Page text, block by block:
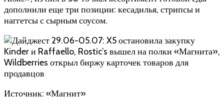
дополнили еще три позиции: кесадилья, стрипсы и
наггетсы с сырным соусом.
Источник: «Магнит»